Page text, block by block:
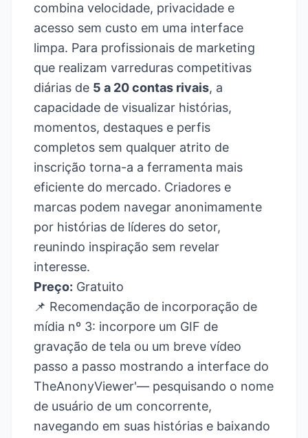
combina velocidade, privacidade e
acesso sem custo em uma interface
limpa. Para profissionais de marketing
que realizam varreduras competitivas
diárias de 5 a 20 contas rivais, a
capacidade de visualizar histórias,
momentos, destaques e perfis
completos sem qualquer atrito de
inscrição torna-a a ferramenta mais
eficiente do mercado. Criadores e
marcas podem navegar anonimamente
por histórias de líderes do setor,
reunindo inspiração sem revelar
interesse.
Preço: Gratuito
📌 Recomendação de incorporação de
mídia nº 3: incorpore um GIF de
gravação de tela ou um breve vídeo
passo a passo mostrando a interface do
TheAnonyViewer'— pesquisando o nome
de usuário de um concorrente,
navegando em suas histórias e baixando